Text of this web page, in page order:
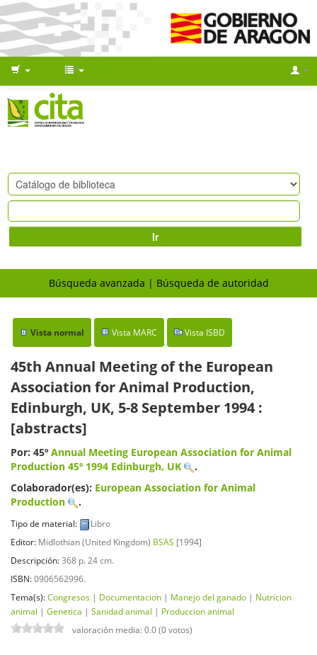
Ir
Búsqueda avanzada Búsqueda de autoridad
Vista normal Vista MARC Vista ISBD
45th Annual Meeting of the European
Association for Animal Production,
Edinburgh, UK, 5-8 September 1994 :
[abstracts]
Por: 45º Annual Meeting European Association for Animal
Production 45º 1994 Edinburgh, UK
.
Colaborador(es): European Association for Animal
Production
.
Tipo de material:
Libro
Editor: Midlothian (United Kingdom) BSAS [1994]
Descripción: 368 p. 24 cm.
ISBN:0906562996.
Tema(s):Congresos | Documentacion | Manejo del ganado | Nutricion
animal | Genetica | Sanidad animal | Produccion animal
valoración media: 0.0 (0 votos)